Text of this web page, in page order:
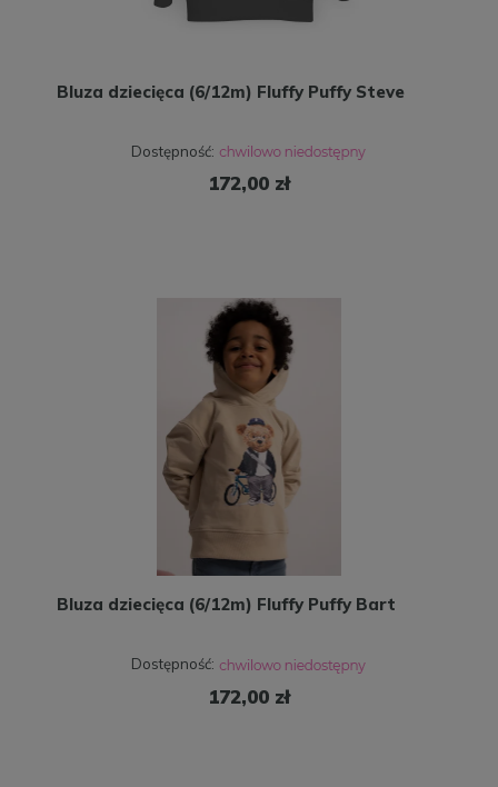
Bluza dziecięca (6/12m) Fluffy Puffy Steve
Dostępność:
172,00 zł
Bluza dziecięca (6/12m) Fluffy Puffy Bart
Dostępność:
172,00 zł